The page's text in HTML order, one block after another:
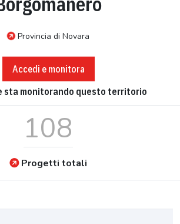
Provincia di Novara
Accedi e monitora
sta monitorando questo territorio
108
Progetti totali